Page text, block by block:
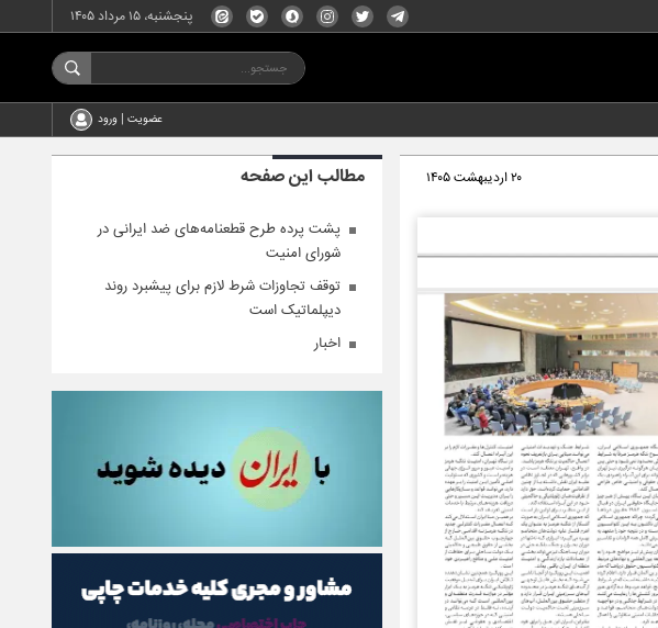
پنجشنبه، ۱۵ مرداد ۱۴۰۵
عضویت | ورود
۲۰ اردیبهشت ۱۴۰۵ مطالب این صفحه
پشت پرده طرح قطعنامه‌های ضد ایرانی در
شورای امنیت
توقف تجاوزات شرط لازم برای پیشبرد روند
دیپلماتیک است
اخبار